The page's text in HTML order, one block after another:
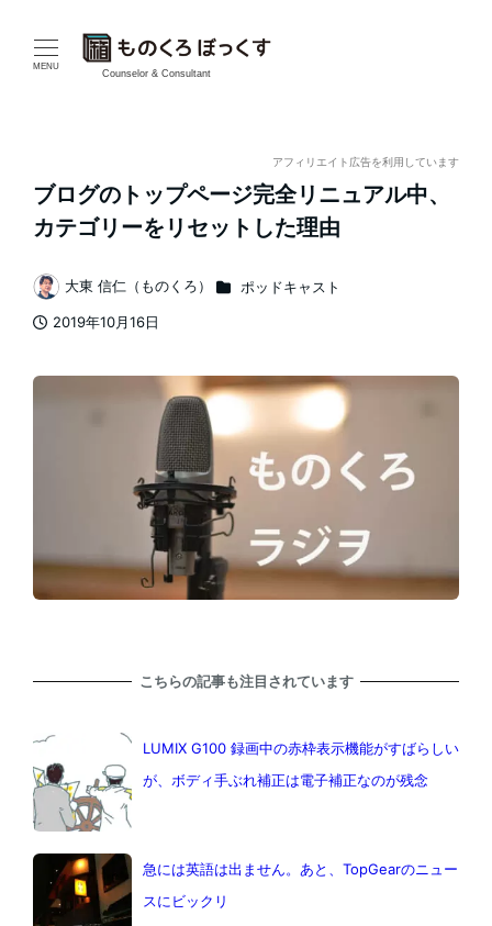
MENU
Counselor & Consultant
アフィリエイト広告を利用しています
ブログのトップページ完全リニュアル中、
カテゴリーをリセットした理由
2019年10月16日
著
者
大東 信仁（ものくろ） カテゴリー
ポッドキャスト
こちらの記事も注目されています
LUMIX G100 録画中の赤枠表示機能がすばらしい
が、ボディ手ぶれ補正は電子補正なのが残念
急には英語は出ません。あと、TopGearのニュー
スにビックリ